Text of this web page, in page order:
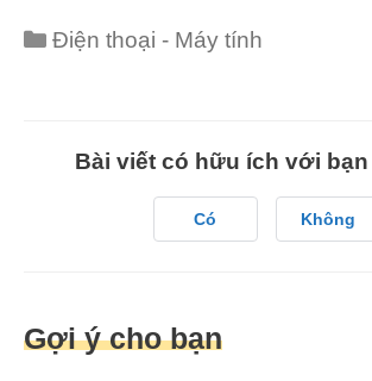
Categories
Điện thoại - Máy tính
Bài viết có hữu ích với
Có Không
Gợi ý cho bạn